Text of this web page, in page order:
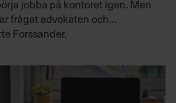
jobba på kontoret igen. Men
frågat advokaten och
Forssander.